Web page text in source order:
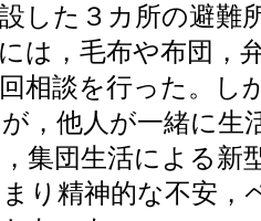
した３カ所の避難
は，毛布や布団，
相談を行った。し
，他人が一緒に生
集団生活による新
り精神的な不安，